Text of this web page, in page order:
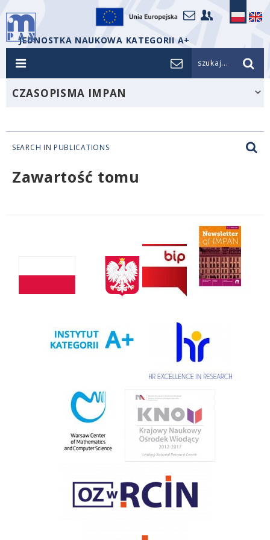
JEDNOSTKA NAUKOWA KATEGORII A+
szukaj...
CZASOPISMA IMPAN
SEARCH IN PUBLICATIONS
Zawartość tomu